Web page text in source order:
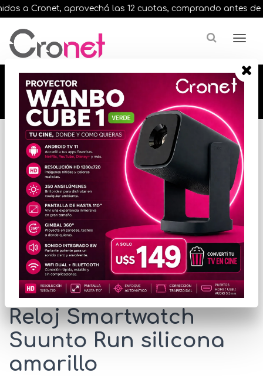
a Cronet, aprovechá las 12 cuotas, comprando antes de
🔥🔥🔥 12 cuotas, en todos nuestros artículos,
comprando antes de las 13 hrs. envíos en el
día 🔥🔥🔥
Inicio CELULARES CELULARES ANDROID
* Las imágenes se exhiben con fines ilustrativos.
Reloj Smartwatch
Suunto Run silicona
amarillo